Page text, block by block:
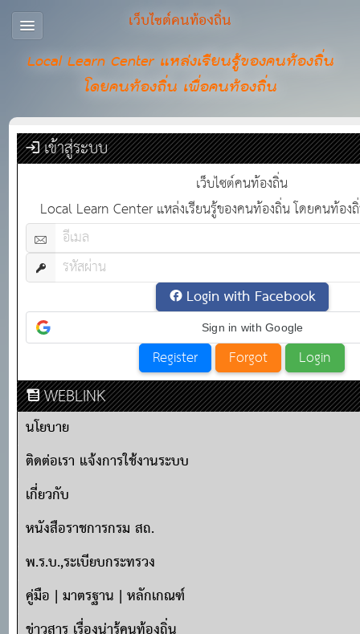
เว็บไซต์คนท้องถิ่น
Local Learn Center แหล่งเรียนรู้ของคนท้องถิ่น
โดยคนท้องถิ่น เพื่อคนท้องถิ่น
เข้าสู่ระบบ
เว็บไซต์คนท้องถิ่น
Local Learn Center แหล่งเรียนรู้ของคนท้องถิ่น โดยคนท้อ
Login with Facebook
Sign in with Google
WEBLINK
นโยบาย
ติดต่อเรา แจ้งการใช้งานระบบ
เกี่ยวกับ
หนังสือราชการกรม สถ.
พ.ร.บ.,ระเบียบกระทรวง
คู่มือ | มาตรฐาน | หลักเกณฑ์